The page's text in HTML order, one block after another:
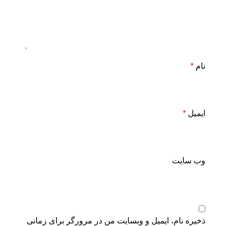
نام *
ایمیل *
وب‌ سایت
ذخیره نام، ایمیل و وبسایت من در مرورگر برای زمانی